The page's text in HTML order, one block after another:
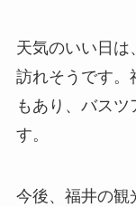
天気のいい日は
訪れそうです。
もあり、バスツ
す。
今後、福井の観